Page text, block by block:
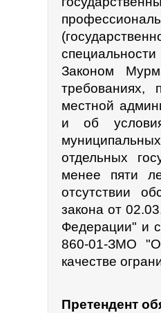
Законом
требованиях,
местной
и об
отдельных
менее пяти
отсутствии
закона от
Федерации" и
860-01-ЗМО
качестве
Претендент